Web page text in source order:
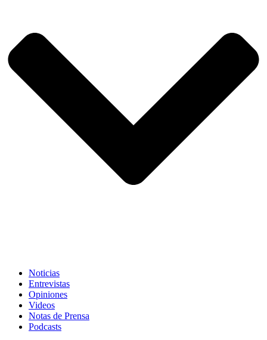
Noticias
Entrevistas
Opiniones
Videos
Notas de Prensa
Podcasts